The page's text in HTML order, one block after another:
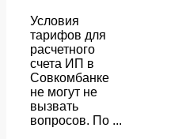
Условия
тарифов для
расчетного
счета ИП в
Совкомбанке
не могут не
вызвать
вопросов. По ...